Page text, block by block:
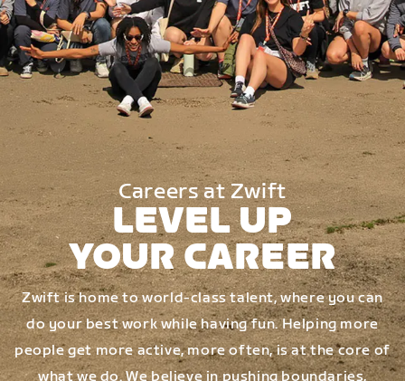
Careers at Zwift
LEVEL UP
YOUR CAREER
Zwift is home to world-class talent, where you can
do your best work while having fun. Helping more
people get more active, more often, is at the core of
what we do. We believe in pushing boundaries,